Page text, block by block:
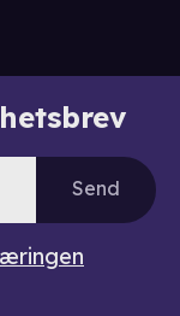
Send